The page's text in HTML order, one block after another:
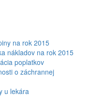
na rok 2015
nákladov na rok 2015
poplatkov
o záchrannej
u lekára